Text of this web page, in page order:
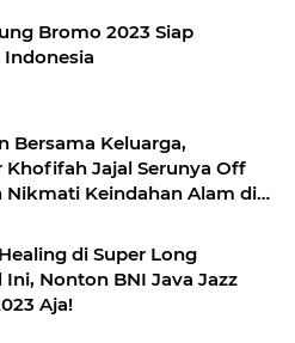
Bromo 2023 Siap
Bersama Keluarga,
Khofifah Jajal Serunya Off
Nikmati Keindahan Alam di
di Super Long
Ini, Nonton BNI Java Jazz
Aja!